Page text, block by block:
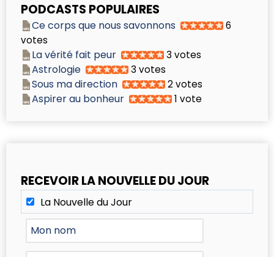
PODCASTS POPULAIRES
Ce corps que nous savonnons
6
votes
La vérité fait peur 3 votes
Astrologie 3 votes
Sous ma direction 2 votes
Aspirer au bonheur 1 vote
RECEVOIR LA NOUVELLE DU JOUR
La Nouvelle du Jour